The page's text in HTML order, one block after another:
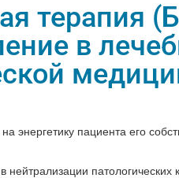
терапия
в
энергетику пациента его
нейтрализации